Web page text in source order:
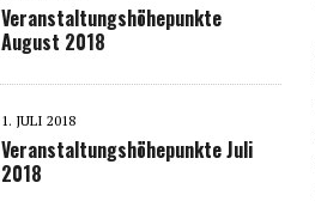
Veranstaltungshöhepunkte
August 2018
1. JULI 2018
Veranstaltungshöhepunkte Juli
2018